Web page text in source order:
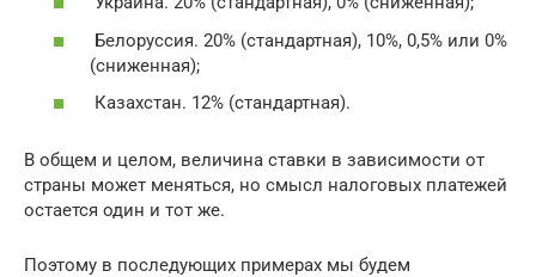
Белоруссия. 20% (стандартная), 10%, 0,5% или 0%
(сниженная);
Казахстан. 12% (стандартная).
В общем и целом, величина ставки в зависимости от
страны может меняться, но смысл налоговых платежей
остается один и тот же.
Поэтому в последующих примерах мы будем